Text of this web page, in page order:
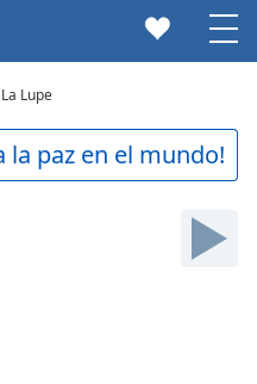
La Lupe
la paz en el mundo!